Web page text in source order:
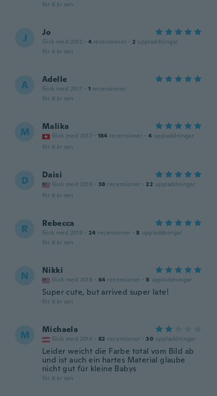
för 6 år sen
J Jo
Gick med 2012 · 4 recensioner · 2 uppladdningar
för 6 år sen
A Adelle
Gick med 2017 · 1 recensioner
för 6 år sen
M Malika
Gick med 2017 · 184 recensioner · 4 uppladdningar
för 6 år sen
D Daisi
Gick med 2018 · 38 recensioner · 22 uppladdningar
för 6 år sen
R Rebecca
Gick med 2018 · 24 recensioner · 8 uppladdningar
för 6 år sen
N Nikki
Gick med 2018 · 64 recensioner · 8 uppladdningar
Super cute, but arrived super late!
för 6 år sen
M Michaela
Gick med 2016 · 82 recensioner · 30 uppladdningar
Leider weicht die Farbe total vom Bild ab
und ist auch ein hartes Material glaube
nicht gut für kleine Babys
för 6 år sen